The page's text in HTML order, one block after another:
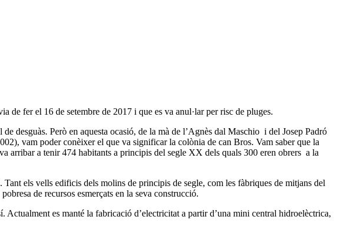
de fer el 16 de setembre de 2017 i que es va anul·lar per risc de pluges.
desguàs. Però en aquesta ocasió, de la mà de l’Agnès dal Maschio i del Josep Padró
vam poder conèixer el que va significar la colònia de can Bros. Vam saber que la
arribar a tenir 474 habitants a principis del segle XX dels quals 300 eren obrers a la
els vells edificis dels molins de principis de segle, com les fàbriques de mitjans del
de recursos esmerçats en la seva construcció.
es manté la fabricació d’electricitat a partir d’una mini central hidroelèctrica,